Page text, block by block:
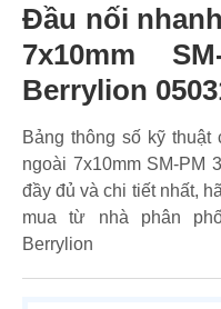
Đầu nối
7x10mm
Berrylion
Bảng thông số kỹ
ngoài 7x10mm SM-PM
đầy đủ và chi tiết nhất,
mua từ nhà phân
Berrylion